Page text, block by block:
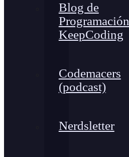
Blog de
Programación
KeepCoding
Codemacers
(podcast)
Nerdsletter